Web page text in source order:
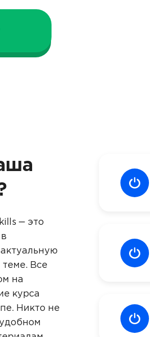
‒ это
Все
на
курса
Никто не